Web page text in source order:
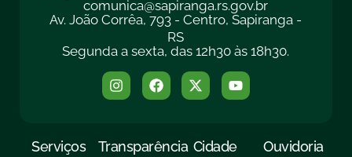
comunica@sapiranga.rs.gov.br
Av. João Corrêa, 793 - Centro, Sapiranga -
RS
Segunda a sexta, das 12h30 às 18h30.
Serviços Transparência Cidade Ouvidoria